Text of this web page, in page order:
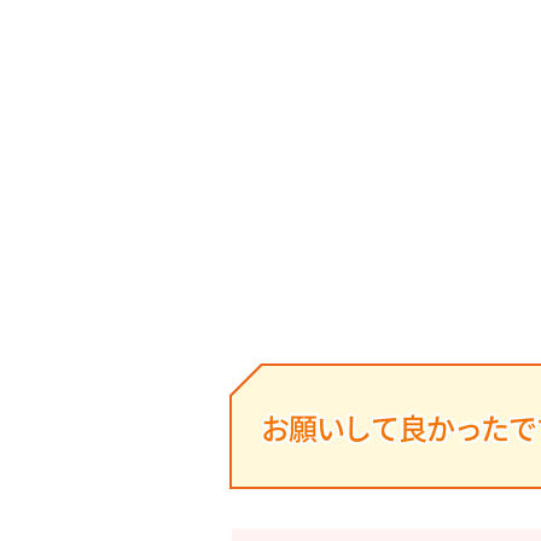
お願いして良かった